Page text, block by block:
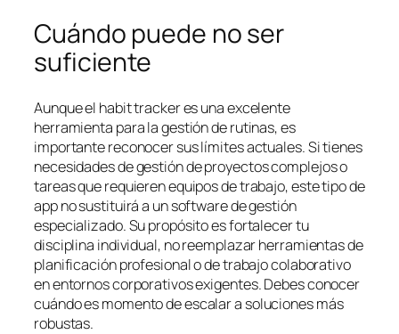
Cuándo puede no ser
suficiente
Aunque el habit tracker es una excelente
herramienta para la gestión de rutinas, es
importante reconocer sus límites actuales. Si tienes
necesidades de gestión de proyectos complejos o
tareas que requieren equipos de trabajo, este tipo de
app no sustituirá a un software de gestión
especializado. Su propósito es fortalecer tu
disciplina individual, no reemplazar herramientas de
planificación profesional o de trabajo colaborativo
en entornos corporativos exigentes. Debes conocer
cuándo es momento de escalar a soluciones más
robustas.